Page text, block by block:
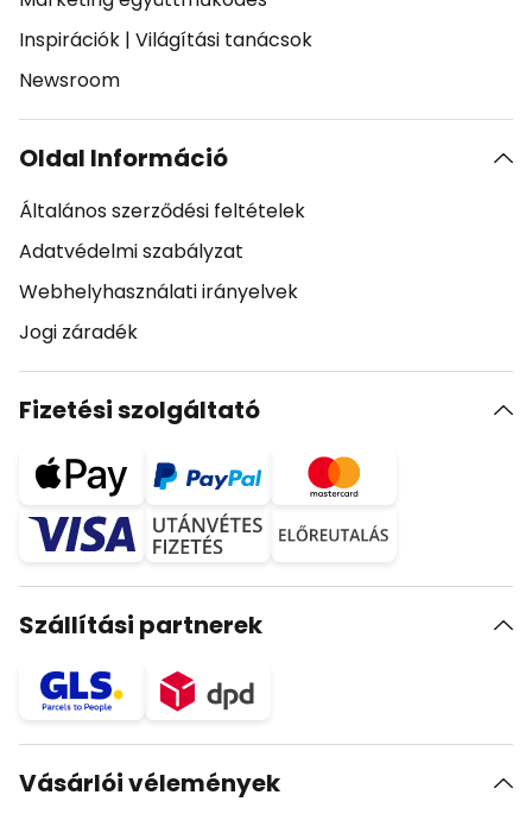
Inspirációk | Világítási tanácsok
Newsroom
Oldal Információ
Általános szerződési feltételek
Adatvédelmi szabályzat
Webhelyhasználati irányelvek
Jogi záradék
Fizetési szolgáltató
Szállítási partnerek
Vásárlói vélemények